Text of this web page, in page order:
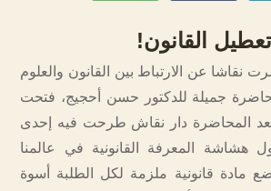
تعطيل القانون!
عن الارتباط بين القانون والعلوم
محاضرة جميلة للدكتور حسن أحجيج، فتحت
بعد المحاضرة دار نقاش طرحت فيه إحدى
هشاشة المعرفة القانونية في عالمنا
مادة قانونية ملزمة لكل الطلبة أسوة